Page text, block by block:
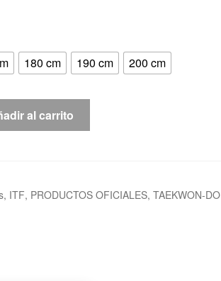
180 cm 190 cm 200 cm
al carrito
, ITF, PRODUCTOS OFICIALES, TAEKWON-DO